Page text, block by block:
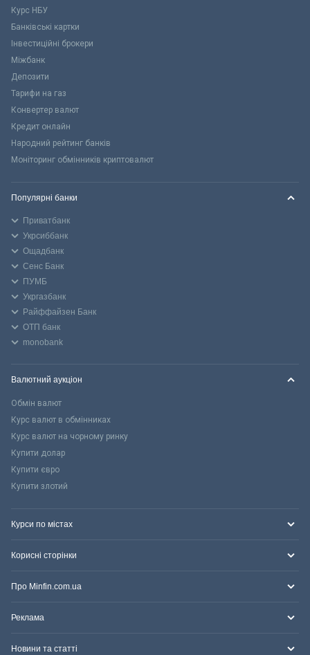
Курс НБУ
Банківські картки
Інвестиційні брокери
Міжбанк
Депозити
Тарифи на газ
Конвертер валют
Кредит онлайн
Народний рейтинг банків
Моніторинг обмінників криптовалют
Популярні банки
Приватбанк
Укрсиббанк
Ощадбанк
Сенс Банк
ПУМБ
Укргазбанк
Райффайзен Банк
ОТП банк
monobank
Валютний аукціон
Обмін валют
Курс валют в обмінниках
Курс валют на чорному ринку
Купити долар
Купити євро
Купити злотий
Курси по містах
Корисні сторінки
Про Minfin.com.ua
Реклама
Новини та статті